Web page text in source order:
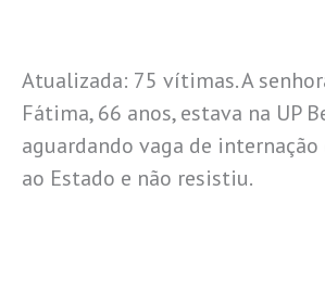
Atualizada: 75 vítimas. A
Fátima, 66 anos, estava na UP
aguardando vaga de
ao Estado e não resistiu.